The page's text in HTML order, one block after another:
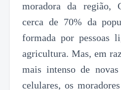
moradora da região,
cerca de 70% da
formada por pessoas
agricultura. Mas, em
mais intenso de
celulares, os